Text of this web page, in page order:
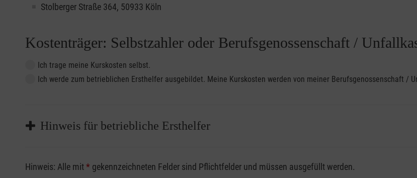
Stolberger Straße 364, 50933 Köln
Kostenträger: Selbstzahler oder Berufsgenossenschaft /
Ich trage meine Kurskosten selbst.
Ich werde zum betrieblichen Ersthelfer ausgebildet. Meine Kurskosten werden von meiner Berufsgenossenschaft /
Hinweis für betriebliche Ersthelfer
Sofern Sie ein Kostenübernahmeverfahren Ihrer Berufsgenossenschaft / Unfallkasse nutzen, beachten
vorliegen müssen. Andernfalls erfolgt eine Abrechnung der vollen Kursgebühr als Selbstzahler.
Hinweis: Alle mit* gekennzeichneten Felder sind Pflichtfelder und müssen ausgefüllt werden.